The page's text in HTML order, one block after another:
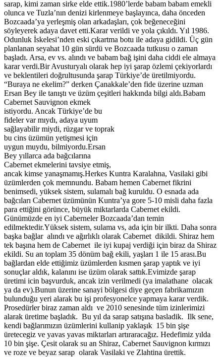
sarap, kimi zaman sirke elde ettik.1980’lerde babam babam emekli
olunca ve Tuzla’nın denizi kirlenmeye başlayınca, daha önceden
Bozcaada’ya yerleşmiş olan arkadaşları, çok beğeneceğini
söyleyerek adaya davet etti.Karar verildi ve yola çıkıldı. Yıl 1986.
Odunluk İskelesi’nden eski çıkartma botu ile adaya gidildi. Üç gün
planlanan seyahat 10 gün sürdü ve Bozcaada tutkusu o zaman
başladı. Arsa, ev vs. alındı ve babam bağ işini daha ciddi ele almaya
karar verdi.Bir Avusturyalı olarak hep iyi şarap özlemi çekiyorlardı
ve beklentileri doğrultusunda şarap Türkiye’de üretilmiyordu.
“Buraya ne ekelim?” derken Çanakkale’den fide üzerine uzman
Ersan Bey ile tanıştı ve üzüm çeşitleri hakkında bilgi aldı.Babam
Cabernet Sauvignon ekmek
istiyordu. Ancak Türkiye’de bu
fideler var mıydı, adaya uyum
sağlayabilir miydi, rüzgar ve toprak
bu cins üzümün yetişmesi için
uygun muydu, bilmiyordu.Ersan
Bey yıllarca ada bağcılarına
Cabernet ekmelerini tavsiye etmiş,
ancak kimse yanaşmamış.Herkes Kuntra Karalahna, Vasilaki gibi
üzümlerden çok memnundu. Babam hemen Cabernet fikrini
benimsedi, yüksek sistem, sulamalı bağ kuruldu. O esnada ada
bağcıları Cabernet üzümünün Kuntra’ya gore 5-10 misli daha fazla
para ettiğini görünce, büyük miktarlarda Cabernet ekildi.
Günümüzde en iyi Caberneler Bozcaada’dan temin
edilmektedir.Yüksek sistem, sulama vs, ada için bir ilkti. Daha sonra
başka bağlar alındı ve ağırlıklı olarak Cabernet dikildi. Shiraz hem
tek başına hem de Cabernet ile iyi kupaj verdiği için biraz da Shiraz
ekildi. Su an toplam 35 dönüm bağ ekili, yaşları 1 ile 15 arası.Bu
bağlardan elde ettiğimiz üzümlerden kısmen şarap yaptık ve iyi
sonuçlar aldık, kalanını ise üzüm olarak sattık.Evimizde şarap
üretimi icin başvurduk, ancak izin verilmedi (ya imalathane olacak
ya da ev).Bunun üzerine sanayi bölgesi diye geçen fabrikamızın
bulunduğu yeri alarak bu işi profesyonelce yapmaya karar verdik.
Prosedürler biraz zaman aldı ve 2010 senesinde tüm izinlerimizi
alarak üretime başladık. Bu yıl da sarap satışına basladik. Ilk sene,
kendi bağlarımızın üzümlerini kullanip yaklaşık 15 bin şişe
üretecegiz ve yavas yavas miktarları artıraracağız. Hedefimiz yılda
10 bin şişe. Çesit olarak su an Shiraz, Cabernet Sauvignon kırmızı
ve roze ve beyaz sarap olarak Vasilaki ve Zlahtina ürettik.